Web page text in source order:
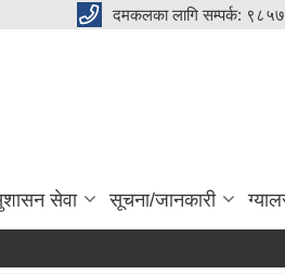
दमकलका लागि सम्पर्क:
सेवा सूचना/जानकारी